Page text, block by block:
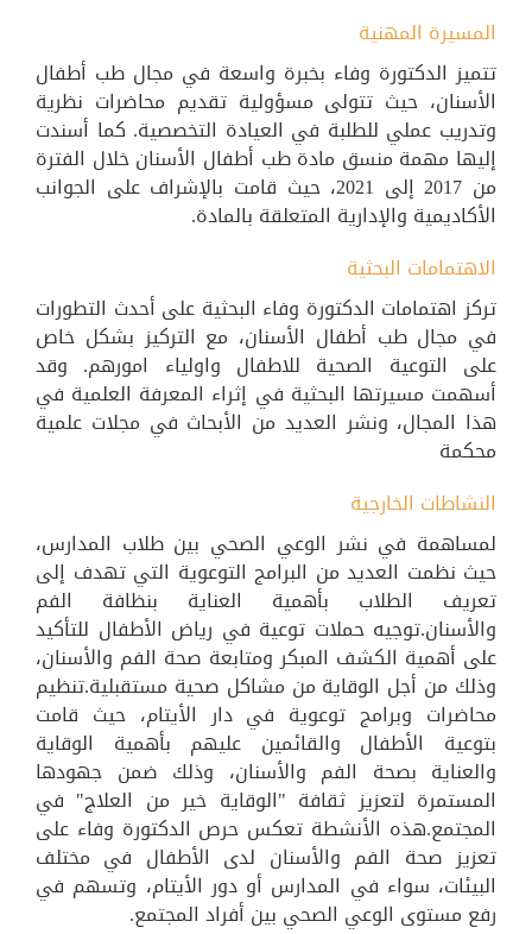
المسيرة المهنية
تتميز الدكتورة وفاء بخبرة واسعة في مجال طب أطفال
الأسنان، حيث تتولى مسؤولية تقديم محاضرات نظرية
وتدريب عملي للطلبة في العيادة التخصصية. كما أسندت
إليها مهمة منسق مادة طب أطفال الأسنان خلال الفترة
من 2017 إلى 2021، حيث قامت بالإشراف على الجوانب
الأكاديمية والإدارية المتعلقة بالمادة.
الاهتمامات البحثية
تركز اهتمامات الدكتورة وفاء البحثية على أحدث التطورات
في مجال طب أطفال الأسنان، مع التركيز بشكل خاص
على التوعية الصحية للاطفال واولياء امورهم. وقد
أسهمت مسيرتها البحثية في إثراء المعرفة العلمية في
هذا المجال، ونشر العديد من الأبحاث في مجلات علمية
محكمة
النشاطات الخارجية
لمساهمة في نشر الوعي الصحي بين طلاب المدارس،
حيث نظمت العديد من البرامج التوعوية التي تهدف إلى
تعريف الطلاب بأهمية العناية بنظافة الفم
والأسنان.توجيه حملات توعية في رياض الأطفال للتأكيد
على أهمية الكشف المبكر ومتابعة صحة الفم والأسنان،
وذلك من أجل الوقاية من مشاكل صحية مستقبلية.تنظيم
محاضرات وبرامج توعوية في دار الأيتام، حيث قامت
بتوعية الأطفال والقائمين عليهم بأهمية الوقاية
والعناية بصحة الفم والأسنان، وذلك ضمن جهودها
المستمرة لتعزيز ثقافة "الوقاية خير من العلاج" في
المجتمع.هذه الأنشطة تعكس حرص الدكتورة وفاء على
تعزيز صحة الفم والأسنان لدى الأطفال في مختلف
البيئات، سواء في المدارس أو دور الأيتام، وتسهم في
رفع مستوى الوعي الصحي بين أفراد المجتمع.